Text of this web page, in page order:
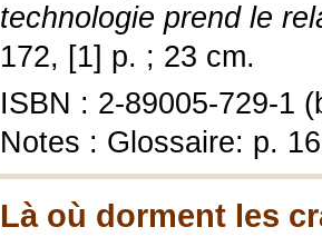
technologie prend le
172, [1] p. ; 23 cm.
ISBN : 2-89005-729-1
Notes : Glossaire: p.
Là où dorment les